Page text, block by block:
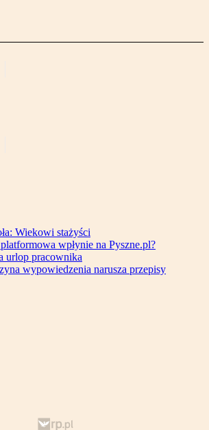
Wiekowi stażyści
wpłynie na Pyszne.pl?
urlop pracownika
wypowiedzenia narusza przepisy